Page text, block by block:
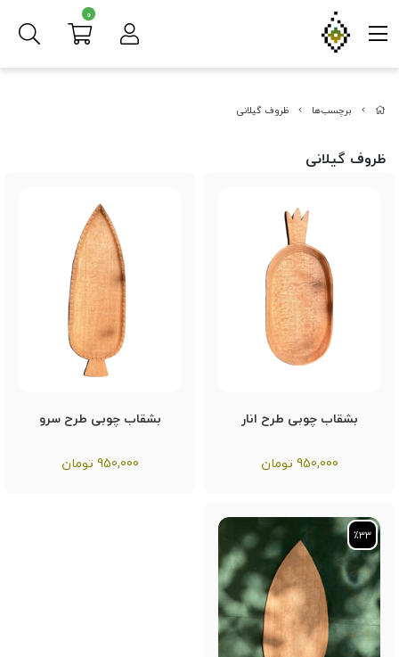
برچسب‌ها ظروف گیلانی
ظروف گیلانی
بشقاب چوبی طرح انار
950,000 تومان
بشقاب چوبی طرح سرو
950,000 تومان
٪33
٪33
0